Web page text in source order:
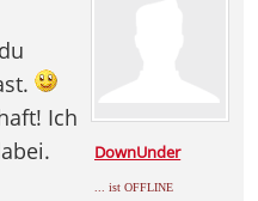
DownUnder
... ist OFFLINE
Ich